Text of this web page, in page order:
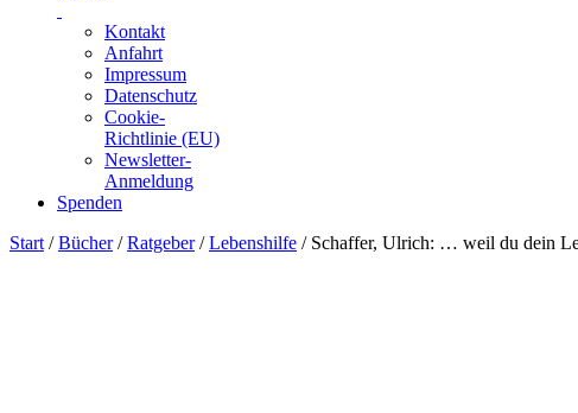
Kontakt
Anfahrt
Impressum
Datenschutz
Cookie-
Richtlinie (EU)
Newsletter-
Anmeldung
Spenden
Skip
Start /Bücher/Ratgeber/Lebenshilfe / Schaffer, Ulrich: … weil du dein